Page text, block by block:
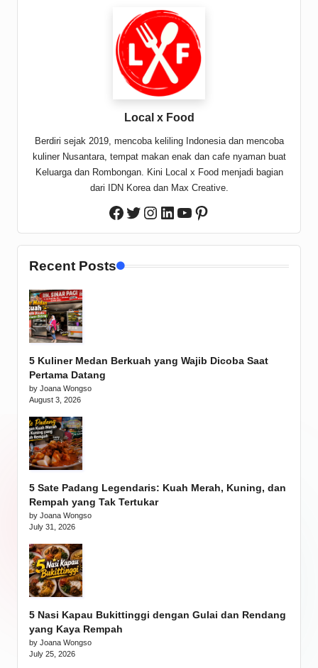
Local x Food
Berdiri sejak 2019, mencoba keliling Indonesia dan mencoba
kuliner Nusantara, tempat makan enak dan cafe nyaman buat
Keluarga dan Rombongan. Kini Local x Food menjadi bagian
dari IDN Korea dan Max Creative.
Facebook
Twitter
Instagram
LinkedIn
YouTube
Pinterest
Recent Posts
5 Kuliner Medan Berkuah yang Wajib Dicoba Saat
Pertama Datang
by Joana Wongso
August 3, 2026
5 Sate Padang Legendaris: Kuah Merah, Kuning, dan
Rempah yang Tak Tertukar
by Joana Wongso
July 31, 2026
5 Nasi Kapau Bukittinggi dengan Gulai dan Rendang
yang Kaya Rempah
by Joana Wongso
July 25, 2026